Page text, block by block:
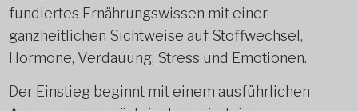
fundiertes Ernährungswissen mit einer
ganzheitlichen Sichtweise auf Stoffwechsel,
Hormone, Verdauung, Stress und Emotionen.
Der Einstieg beginnt mit einem ausführlichen